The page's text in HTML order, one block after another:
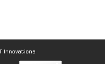
Innovations